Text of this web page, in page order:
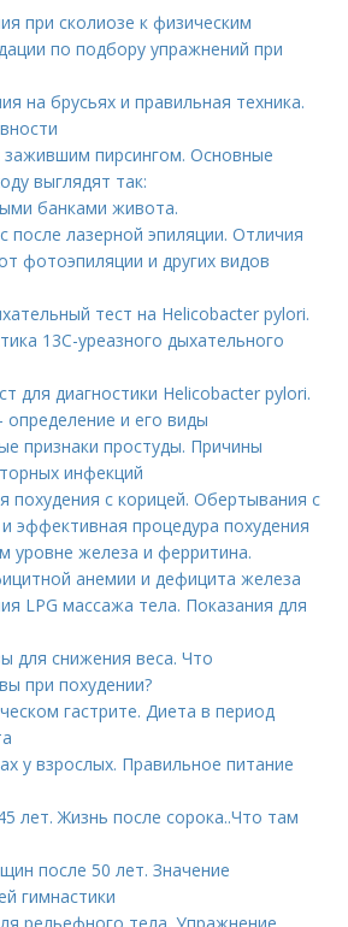
при сколиозе к физическим
по подбору упражнений при
на брусьях и правильная техника.
зажившим пирсингом. Основные
выглядят так:
банками живота.
после лазерной эпиляции. Отличия
фотоэпиляции и других видов
тест на Helicobacter pylori.
13С-уреазного дыхательного
для диагностики Helicobacter pylori.
и его виды
признаки простуды. Причины
инфекций
похудения с корицей. Обертывания с
эффективная процедура похудения
уровне железа и ферритина.
анемии и дефицита железа
LPG массажа тела. Показания для
для снижения веса. Что
при похудении?
гастрите. Диета в период
у взрослых. Правильное питание
лет. Жизнь после сорока..Что там
после 50 лет. Значение
гимнастики